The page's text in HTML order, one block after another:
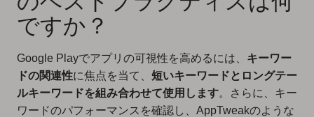
ですか？
Google Playでアプリの可視性を高めるには、 キーワー
ドの関連性に焦点を当て、 短いキーワードとロングテー
ルキーワードを組み合わせて使用します。さらに、キー
ワードのパフォーマンスを確認し、AppTweakのような